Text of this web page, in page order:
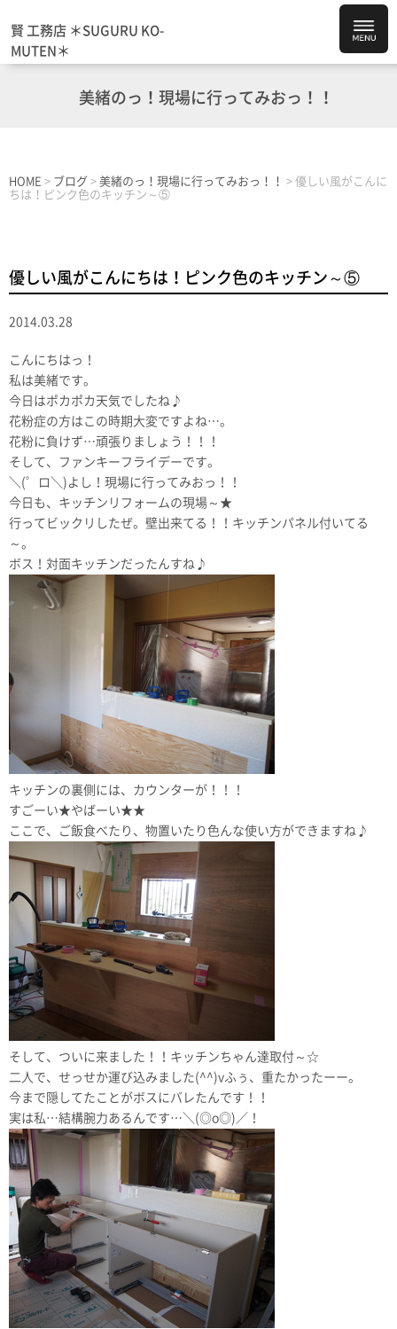
賢 工務店 ＊SUGURU KO-
MUTEN＊
美緒のっ！現場に行ってみおっ！！
HOME > ブログ > 美緒のっ！現場に行ってみおっ！！ > 優しい風がこんに
ちは！ピンク色のキッチン～⑤
優しい風がこんにちは！ピンク色のキッチン～⑤
2014.03.28
こんにちはっ！
私は美緒です。
今日はポカポカ天気でしたね♪
花粉症の方はこの時期大変ですよね…。
花粉に負けず…頑張りましょう！！！
そして、ファンキーフライデーです。
＼(゜ロ＼)よし！現場に行ってみおっ！！
今日も、キッチンリフォームの現場～★
行ってビックリしたぜ。壁出来てる！！キッチンパネル付いてる
～。
ボス！対面キッチンだったんすね♪
キッチンの裏側には、カウンターが！！！
すごーい★やばーい★★
ここで、ご飯食べたり、物置いたり色んな使い方ができますね♪
そして、ついに来ました！！キッチンちゃん達取付～☆
二人で、せっせか運び込みました(^^)vふぅ、重たかったーー。
今まで隠してたことがボスにバレたんです！！
実は私…結構腕力あるんです…＼(◎o◎)／！